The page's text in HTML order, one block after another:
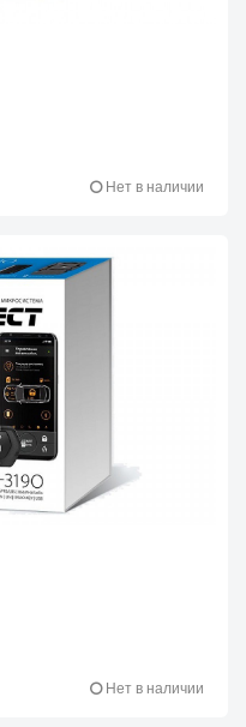
Нет в наличии
Нет в наличии